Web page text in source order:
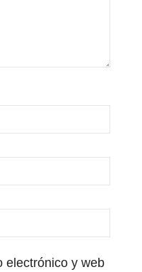
electrónico y web